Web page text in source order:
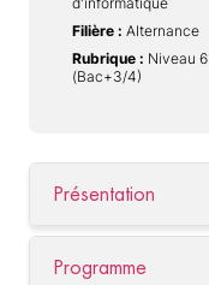
Filière : Alternance
Rubrique : Niveau 6
(Bac+3/4)
Présentation
Programme